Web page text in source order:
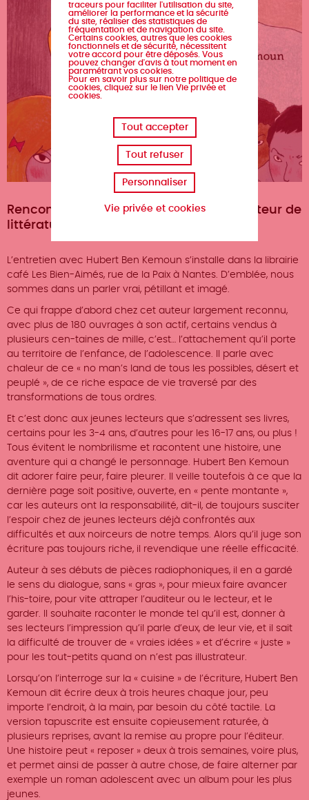
Rencontre avec Hubert Ben Kemoun, auteur de
littérature jeunesse.
L’entretien avec Hubert Ben Kemoun s’installe dans la librairie
café Les Bien-Aimés, rue de la Paix à Nantes. D’emblée, nous
sommes dans un parler vrai, pétillant et imagé.
Ce qui frappe d’abord chez cet auteur largement reconnu,
avec plus de 180 ouvrages à son actif, certains vendus à
plusieurs cen-taines de mille, c’est… l’attachement qu’il porte
au territoire de l’enfance, de l’adolescence. Il parle avec
chaleur de ce « no man’s land de tous les possibles, désert et
peuplé », de ce riche espace de vie traversé par des
transformations de tous ordres.
Et c’est donc aux jeunes lecteurs que s’adressent ses livres,
certains pour les 3-4 ans, d’autres pour les 16-17 ans, ou plus !
Tous évitent le nombrilisme et racontent une histoire, une
aventure qui a changé le personnage. Hubert Ben Kemoun
dit adorer faire peur, faire pleurer. Il veille toutefois à ce que la
dernière page soit positive, ouverte, en « pente montante »,
car les auteurs ont la responsabilité, dit-il, de toujours susciter
l’espoir chez de jeunes lecteurs déjà confrontés aux
difficultés et aux noirceurs de notre temps. Alors qu’il juge son
écriture pas toujours riche, il revendique une réelle efficacité.
Auteur à ses débuts de pièces radiophoniques, il en a gardé
le sens du dialogue, sans « gras », pour mieux faire avancer
l’his-toire, pour vite attraper l’auditeur ou le lecteur, et le
garder. Il souhaite raconter le monde tel qu’il est, donner à
ses lecteurs l’impression qu’il parle d’eux, de leur vie, et il sait
la difficulté de trouver de « vraies idées » et d’écrire « juste »
pour les tout-petits quand on n’est pas illustrateur.
Lorsqu’on l’interroge sur la « cuisine » de l’écriture, Hubert Ben
Kemoun dit écrire deux à trois heures chaque jour, peu
importe l’endroit, à la main, par besoin du côté tactile. La
version tapuscrite est ensuite copieusement raturée, à
plusieurs reprises, avant la remise au propre pour l’éditeur.
Une histoire peut « reposer » deux à trois semaines, voire plus,
et permet ainsi de passer à autre chose, de faire alterner par
exemple un roman adolescent avec un album pour les plus
jeunes.
traceurs pour faciliter l'utilisation du site,
améliorer la performance et la sécurité
du site, réaliser des statistiques de
fréquentation et de navigation du site.
Certains cookies, autres que les cookies
fonctionnels et de sécurité, nécessitent
votre accord pour être déposés. Vous
pouvez changer d'avis à tout moment en
paramétrant vos cookies.
Pour en savoir plus sur notre politique de
cookies, cliquez sur le lien Vie privée et
cookies.
Tout accepter
Tout refuser
Personnaliser
Vie privée et cookies